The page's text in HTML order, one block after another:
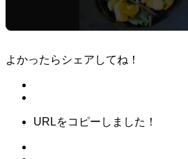
よかったらシェアしてね！
URLをコピーしました！